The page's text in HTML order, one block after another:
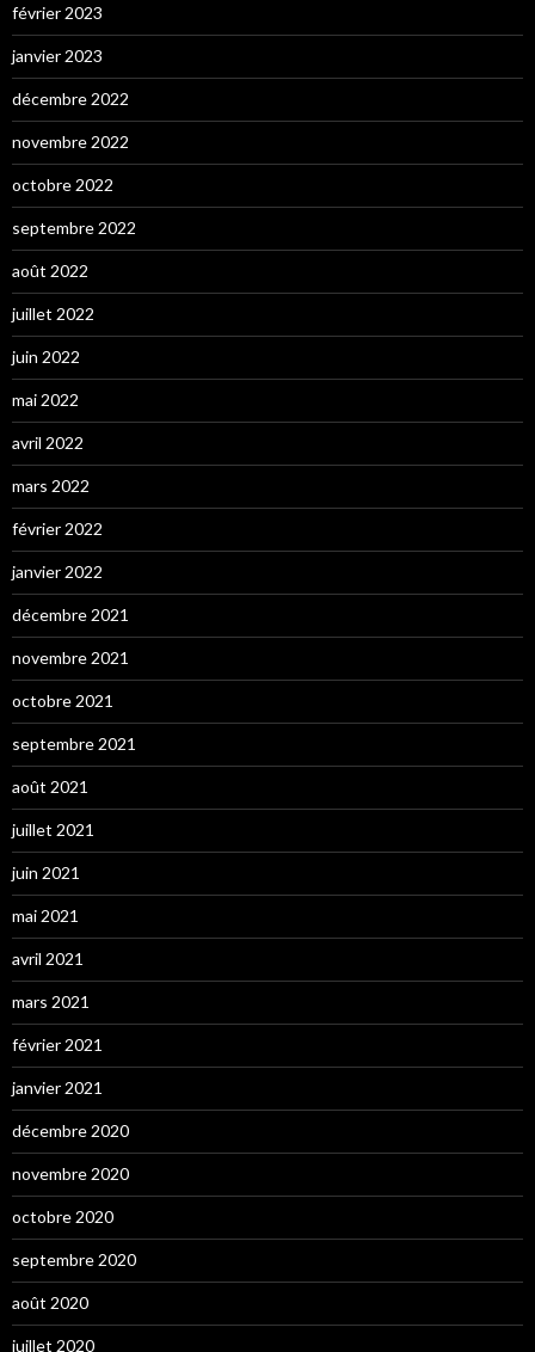
février 2023
janvier 2023
décembre 2022
novembre 2022
octobre 2022
septembre 2022
août 2022
juillet 2022
juin 2022
mai 2022
avril 2022
mars 2022
février 2022
janvier 2022
décembre 2021
novembre 2021
octobre 2021
septembre 2021
août 2021
juillet 2021
juin 2021
mai 2021
avril 2021
mars 2021
février 2021
janvier 2021
décembre 2020
novembre 2020
octobre 2020
septembre 2020
août 2020
juillet 2020